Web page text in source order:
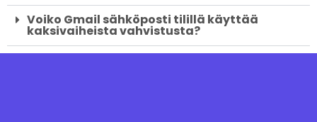
Voiko Gmail sähköposti tilillä käyttää
kaksivaiheista vahvistusta?